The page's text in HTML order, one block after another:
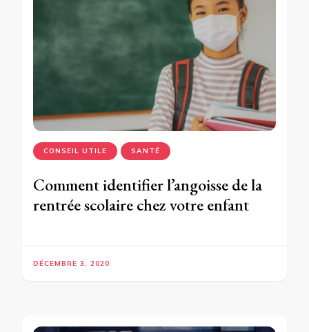
CONSEIL UTILE SANTÉ
Comment identifier l’angoisse de la
rentrée scolaire chez votre enfant
DÉCEMBRE 3, 2020